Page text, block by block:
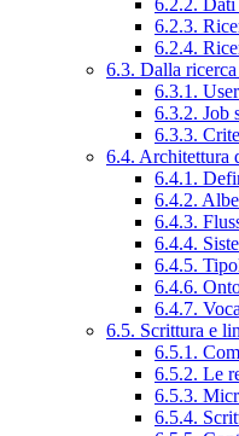
6.2.3.
6.2.4.
6.3. Dalla
6.3.1.
6.3.2. Job
6.3.3.
6.4. Architettura
6.4.1.
6.4.2.
6.4.3.
6.4.4.
6.4.5.
6.4.6.
6.4.7.
6.5. Scrittura e
6.5.1.
6.5.2. Le
6.5.3.
6.5.4.